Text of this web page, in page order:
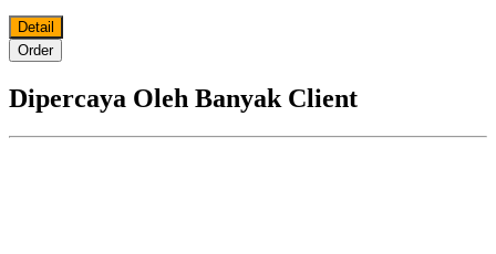
Detail
Order
Dipercaya Oleh Banyak Client